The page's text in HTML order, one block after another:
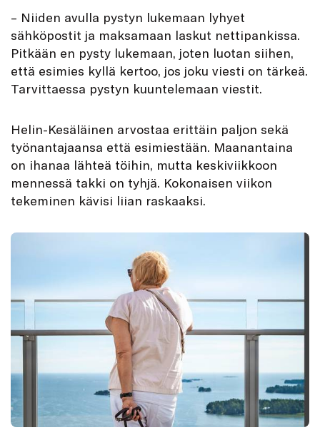
– Niiden avulla pystyn lukemaan lyhyet
sähköpostit ja maksamaan laskut nettipankissa.
Pitkään en pysty lukemaan, joten luotan siihen,
että esimies kyllä kertoo, jos joku viesti on tärkeä.
Tarvittaessa pystyn kuuntelemaan viestit.
Helin-Kesäläinen arvostaa erittäin paljon sekä
työnantajaansa että esimiestään. Maanantaina
on ihanaa lähteä töihin, mutta keskiviikkoon
mennessä takki on tyhjä. Kokonaisen viikon
tekeminen kävisi liian raskaaksi.